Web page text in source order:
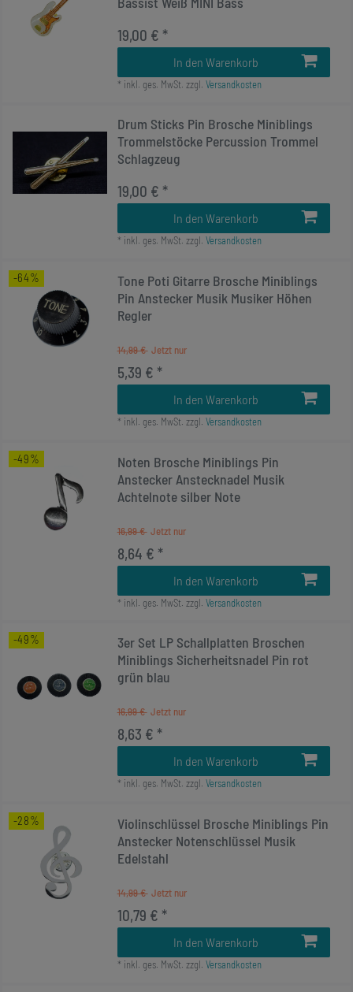
19,00 € *
In den Warenkorb
* inkl. ges. MwSt. zzgl. Versandkosten
Drum Sticks Pin Brosche Miniblings
Trommelstöcke Percussion Trommel
Schlagzeug
19,00 € *
In den Warenkorb
* inkl. ges. MwSt. zzgl. Versandkosten
-64%
Tone Poti Gitarre Brosche Miniblings
Pin Anstecker Musik Musiker Höhen
Regler
14,99 €
5,39 € *
In den Warenkorb
* inkl. ges. MwSt. zzgl. Versandkosten
-49%
Noten Brosche Miniblings Pin
Anstecker Anstecknadel Musik
Achtelnote silber Note
16,99 €
8,64 € *
In den Warenkorb
* inkl. ges. MwSt. zzgl. Versandkosten
-49%
3er Set LP Schallplatten Broschen
Miniblings Sicherheitsnadel Pin rot
grün blau
16,99 €
8,63 € *
In den Warenkorb
* inkl. ges. MwSt. zzgl. Versandkosten
-28%
Violinschlüssel Brosche Miniblings Pin
Anstecker Notenschlüssel Musik
Edelstahl
14,99 €
10,79 € *
In den Warenkorb
* inkl. ges. MwSt. zzgl. Versandkosten